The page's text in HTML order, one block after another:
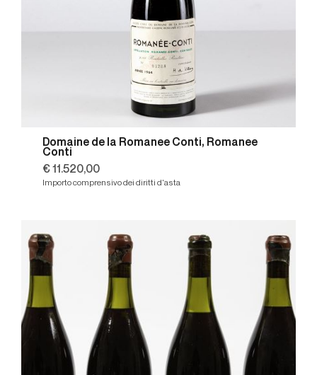
Domaine de la Romanee Conti, Romanee
Conti
€ 11.520,00
Importo comprensivo dei diritti d'asta